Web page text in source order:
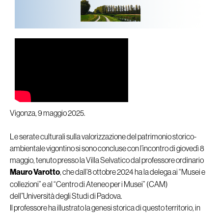
Vigonza, 9 maggio 2025.
Le serate culturali sulla valorizzazione del patrimonio storico-
ambientale vigontino si sono concluse con l’incontro di giovedì 8
maggio, tenuto presso la Villa Selvatico dal professore ordinario
Mauro Varotto, che dall’8 ottobre 2024 ha la delega ai “Musei e
collezioni” e al “Centro di Ateneo per i Musei” (CAM)
dell’’Università degli Studi di Padova.
Il professore ha illustrato la genesi storica di questo territorio, in